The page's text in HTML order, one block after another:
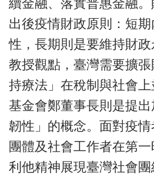
續金融、落實普惠金融
出後疫情財政原則：短
性，長期則是要維持財
教授觀點，臺灣需要擴
持療法」在稅制與社會
基金會鄭董事長則是提
韌性」的概念。面對疫
團體及社會工作者在第
利他精神展現臺灣社會